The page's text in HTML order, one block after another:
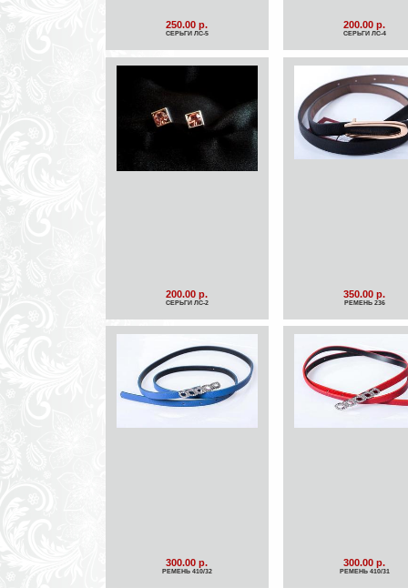
250.00 р.
СЕРЬГИ ЛС-5
200.00 р.
СЕРЬГИ ЛС-4
200.00 р.
СЕРЬГИ ЛС-2
350.00 р.
РЕМЕНЬ 236
300.00 р.
РЕМЕНЬ 410/32
300.00 р.
РЕМЕНЬ 410/31